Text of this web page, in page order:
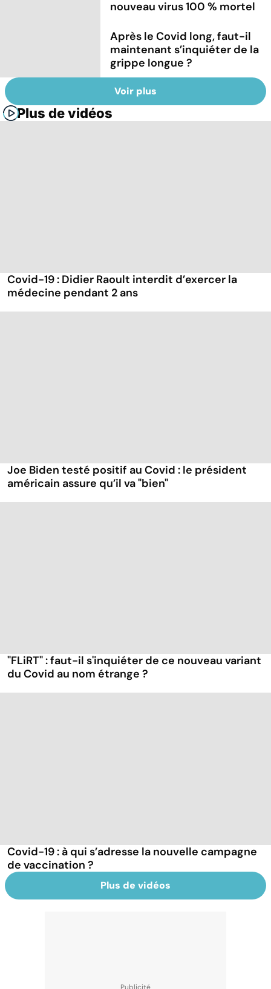
nouveau virus 100 % mortel
Après le Covid long, faut-il
maintenant s’inquiéter de la
grippe longue ?
Voir plus
Plus de vidéos
Covid-19 : Didier Raoult interdit d’exercer la
médecine pendant 2 ans
Joe Biden testé positif au Covid : le président
américain assure qu’il va "bien"
"FLiRT" : faut-il s'inquiéter de ce nouveau variant
du Covid au nom étrange ?
Covid-19 : à qui s’adresse la nouvelle campagne
de vaccination ?
Plus de vidéos